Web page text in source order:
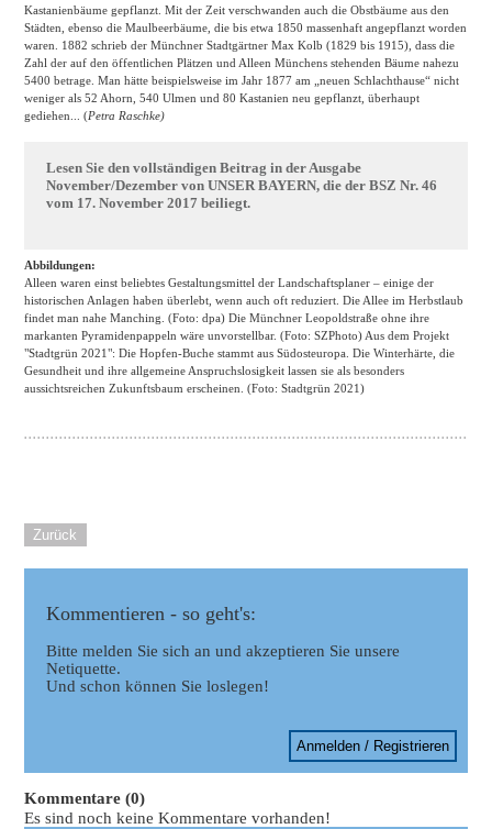
Kastanienbäume gepflanzt. Mit der Zeit verschwanden auch die Obstbäume aus den
Städten, ebenso die Maulbeerbäume, die bis etwa 1850 massenhaft angepflanzt worden
waren. 1882 schrieb der Münchner Stadtgärtner Max Kolb (1829 bis 1915), dass die
Zahl der auf den öffentlichen Plätzen und Alleen Münchens stehenden Bäume nahezu
5400 betrage. Man hätte beispielsweise im Jahr 1877 am „neuen Schlachthause“ nicht
weniger als 52 Ahorn, 540 Ulmen und 80 Kastanien neu gepflanzt, überhaupt
gediehen... (Petra Raschke)
Lesen Sie den vollständigen Beitrag in der Ausgabe
November/Dezember von UNSER BAYERN, die der BSZ Nr. 46
vom 17. November 2017 beiliegt.
Abbildungen:
Alleen waren einst beliebtes Gestaltungsmittel der Landschaftsplaner – einige der
historischen Anlagen haben überlebt, wenn auch oft reduziert. Die Allee im Herbstlaub
findet man nahe Manching. (Foto: dpa) Die Münchner Leopoldstraße ohne ihre
markanten Pyramidenpappeln wäre unvorstellbar. (Foto: SZPhoto) Aus dem Projekt
"Stadtgrün 2021": Die Hopfen-Buche stammt aus Südosteuropa. Die Winterhärte, die
Gesundheit und ihre allgemeine Anspruchslosigkeit lassen sie als besonders
aussichtsreichen Zukunftsbaum erscheinen. (Foto: Stadtgrün 2021)
Zurück
Kommentieren - so geht's:
Bitte melden Sie sich an und akzeptieren Sie unsere
Netiquette.
Und schon können Sie loslegen!
Anmelden / Registrieren
Kommentare (0)
Es sind noch keine Kommentare vorhanden!